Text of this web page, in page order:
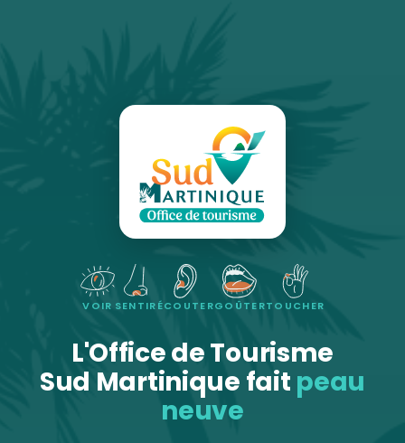
VOIR SENTIRÉCOUTERGOÛTERTOUCHER
L'Office de Tourisme
Sud Martinique fait peau
neuve